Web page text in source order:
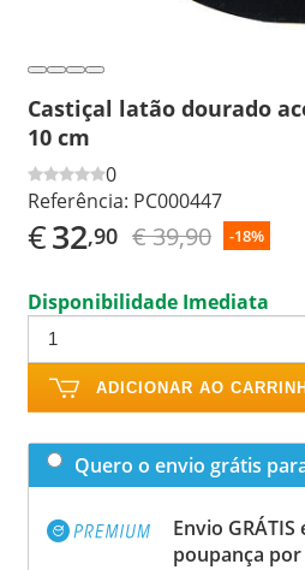
Castiçal latão dourado
10 cm
0
Referência: PC000447
€32,90 € 39,90 -18%
Disponibilidade Imediata
ADICIONAR AO
Quero o envio grátis
Envio
poupança